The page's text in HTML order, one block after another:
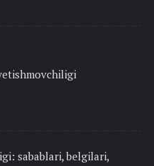
sabablari, belgilari,